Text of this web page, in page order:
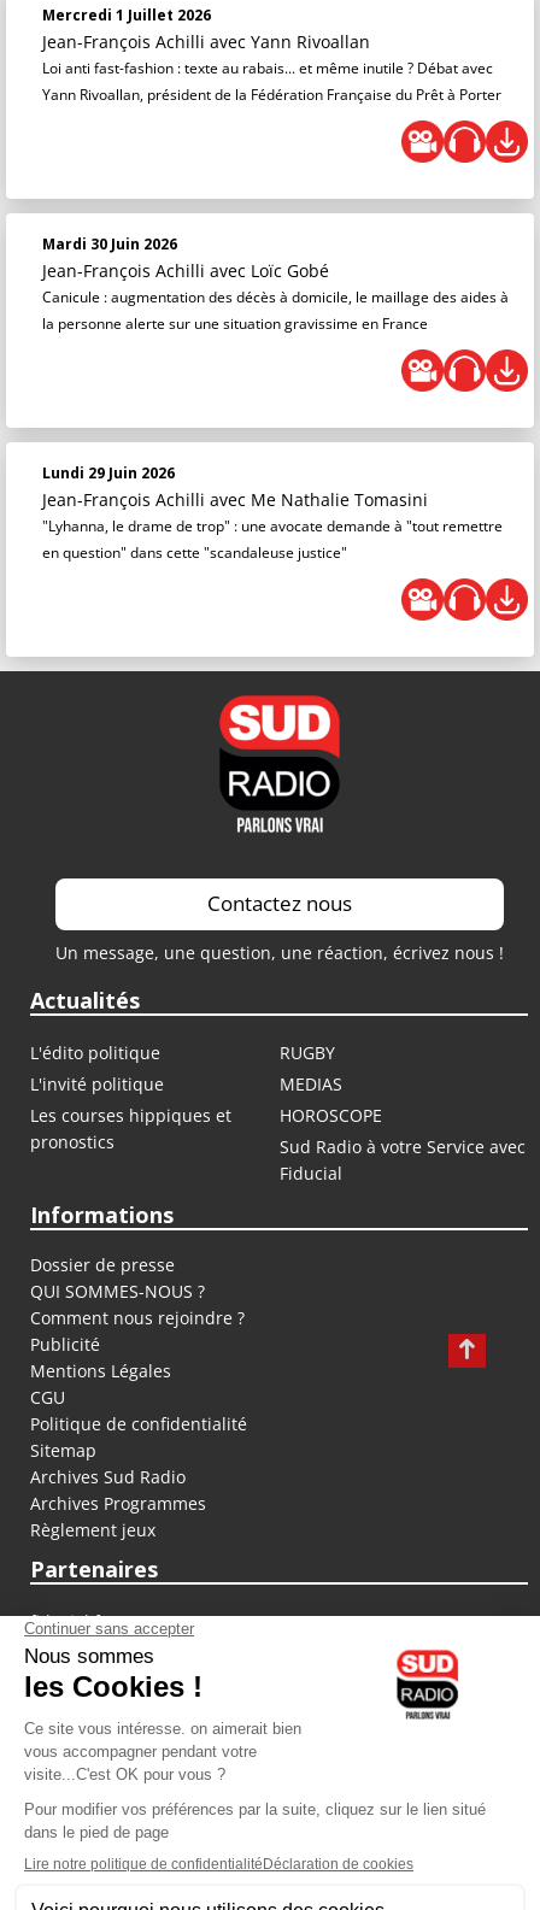
Mercredi 1 Juillet 2026
Jean-François Achilli avec Yann Rivoallan
Loi anti fast-fashion : texte au rabais... et même inutile ? Débat avec
Yann Rivoallan, président de la Fédération Française du Prêt à Porter
Mardi 30 Juin 2026
Jean-François Achilli avec Loïc Gobé
Canicule : augmentation des décès à domicile, le maillage des aides à
la personne alerte sur une situation gravissime en France
Lundi 29 Juin 2026
Jean-François Achilli avec Me Nathalie Tomasini
"Lyhanna, le drame de trop" : une avocate demande à "tout remettre
en question" dans cette "scandaleuse justice"
Contactez nous
Un message, une question, une réaction, écrivez nous !
Actualités
L'édito politique
RUGBY
L'invité politique
MEDIAS
Les courses hippiques et
pronostics
HOROSCOPE
Sud Radio à votre Service avec
Fiducial
Informations
Dossier de presse
QUI SOMMES-NOUS ?
Comment nous rejoindre ?
Publicité
Mentions Légales
CGU
Politique de confidentialité
Sitemap
Archives Sud Radio
Archives Programmes
Règlement jeux
Partenaires
fiducial.fr
lyoncapitale.fr
olympique-et-lyonnais.com
L'application Iphone / Android
Téléchargez l'application
Les cookies
Gestion des cookies